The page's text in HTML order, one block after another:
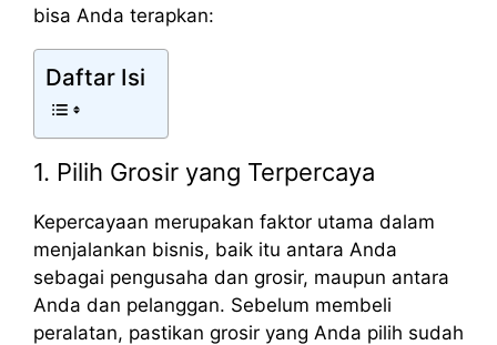
bisa Anda terapkan:
Daftar Isi
1. Pilih Grosir yang Terpercaya
Kepercayaan merupakan faktor utama dalam
menjalankan bisnis, baik itu antara Anda
sebagai pengusaha dan grosir, maupun antara
Anda dan pelanggan. Sebelum membeli
peralatan, pastikan grosir yang Anda pilih sudah